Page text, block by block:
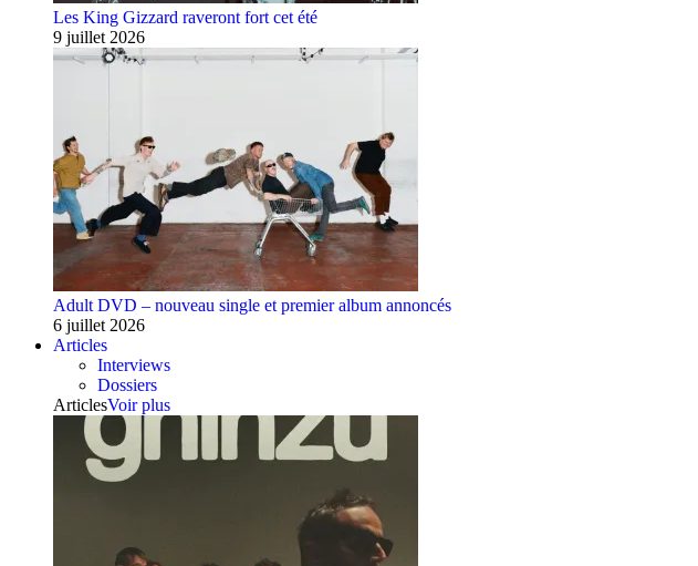
Les King Gizzard raveront fort cet été
9 juillet 2026
Adult DVD – nouveau single et premier album annoncés
6 juillet 2026
Articles
Interviews
Dossiers
ArticlesVoir plus